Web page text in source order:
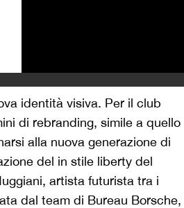
identità visiva. Per il club
di rebranding, simile a quello
alla nuova generazione di
del in stile liberty del
artista futurista tra i
dal team di Bureau Borsche,